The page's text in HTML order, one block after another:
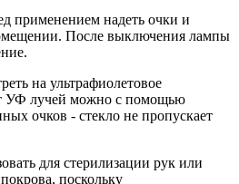
применением надеть очки и
После выключения лампы
на ультрафиолетовое
УФ лучей можно с помощью
очков - стекло не пропускает
для стерилизации рук или
поскольку